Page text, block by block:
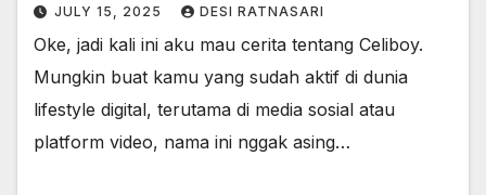
JULY 15, 2025 DESI RATNASARI
Oke, jadi kali ini aku mau cerita tentang Celiboy.
Mungkin buat kamu yang sudah aktif di dunia
lifestyle digital, terutama di media sosial atau
platform video, nama ini nggak asing…